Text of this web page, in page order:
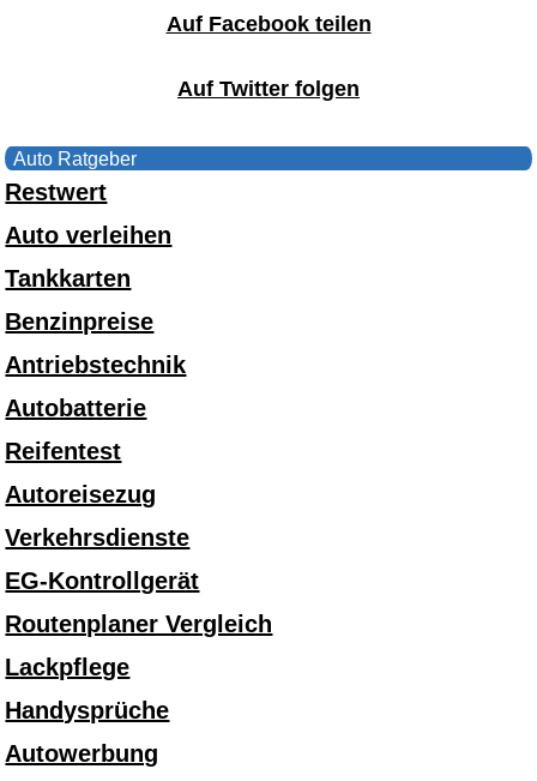
Auf Facebook teilen
Auf Twitter folgen
Auto Ratgeber
Restwert
Auto verleihen
Tankkarten
Benzinpreise
Antriebstechnik
Autobatterie
Reifentest
Autoreisezug
Verkehrsdienste
EG-Kontrollgerät
Routenplaner Vergleich
Lackpflege
Handysprüche
Autowerbung